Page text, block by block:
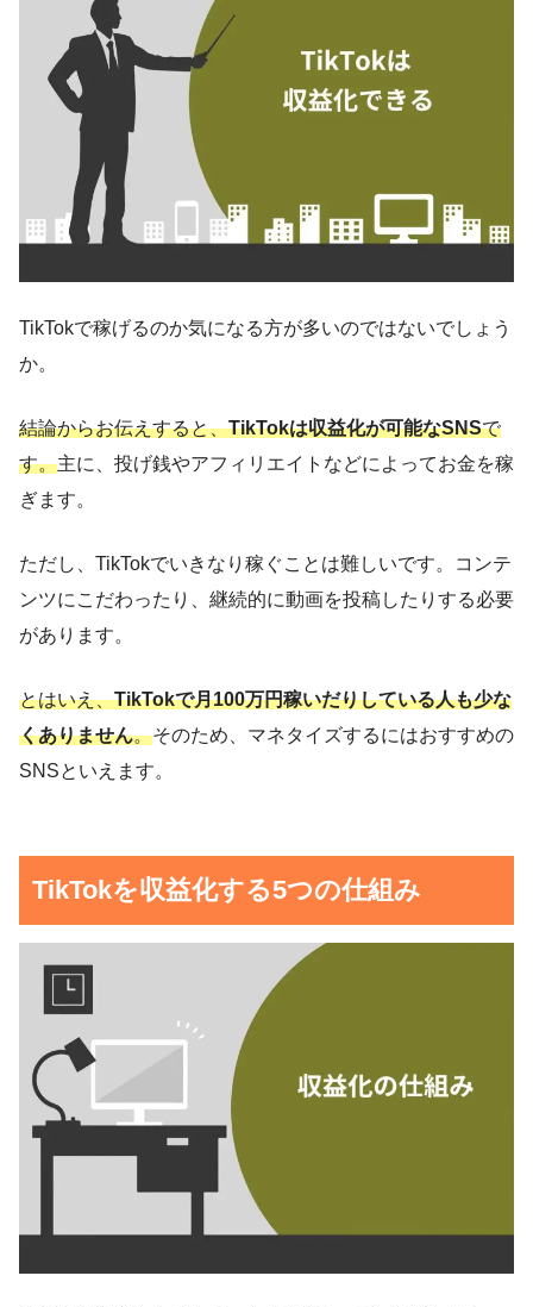
TikTokで稼げるのか気になる方が多いのではないでしょう
か。
結論からお伝えすると、TikTokは収益化が可能なSNSで
す。主に、投げ銭やアフィリエイトなどによってお金を稼
ぎます。
ただし、TikTokでいきなり稼ぐことは難しいです。コンテ
ンツにこだわったり、継続的に動画を投稿したりする必要
があります。
とはいえ、TikTokで月100万円稼いだりしている人も少な
くありません。そのため、マネタイズするにはおすすめの
SNSといえます。
TikTokを収益化する5つの仕組み